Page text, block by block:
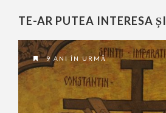
TE-AR PUTEA INTERESA ȘI
9 ANI ÎN URMĂ